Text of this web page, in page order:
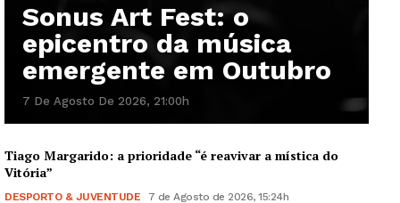
Sonus Art Fest: o
epicentro da música
emergente em Outubro
7 De Agosto De 2026, 21:00h
Tiago Margarido: a prioridade “é reavivar a mística do
Vitória”
DESPORTO & JUVENTUDE 7 de Agosto de 2026, 15:24h